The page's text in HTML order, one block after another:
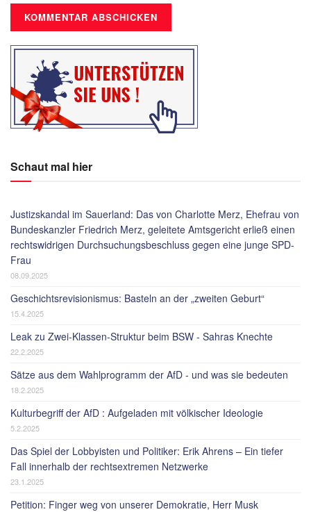
Schaut mal hier
Justizskandal im Sauerland: Das von Charlotte Merz, Ehefrau von
Bundeskanzler Friedrich Merz, geleitete Amtsgericht erließ einen
rechtswidrigen Durchsuchungsbeschluss gegen eine junge SPD-
Frau
08.09.2025
Geschichtsrevisionismus: Basteln an der „zweiten Geburt“
15.4.2025
Leak zu Zwei-Klassen-Struktur beim BSW - Sahras Knechte
22.2.2025
Sätze aus dem Wahlprogramm der AfD - und was sie bedeuten
18.2.2025
Kulturbegriff der AfD : Aufgeladen mit völkischer Ideologie
5.2.2025
Das Spiel der Lobbyisten und Politiker: Erik Ahrens – Ein tiefer
Fall innerhalb der rechtsextremen Netzwerke
23.1.2025
Petition: Finger weg von unserer Demokratie, Herr Musk